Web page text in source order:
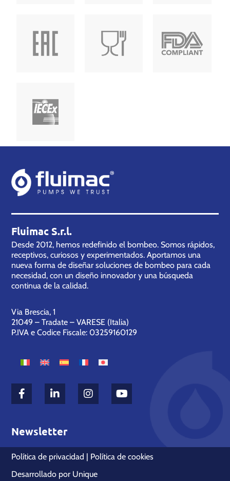
Fluimac S.r.l.
Desde 2012, hemos redefinido el bombeo. Somos rápidos,
receptivos, curiosos y experimentados. Aportamos una
nueva forma de diseñar soluciones de bombeo para cada
necesidad, con un diseño innovador y una búsqueda
continua de la calidad.
Via Brescia, 1
21049 – Tradate – VARESE (Italia)
P.IVA e Codice Fiscale: 03259160129
Newsletter
Política de privacidad | Política de cookies
Desarrollado por Unique